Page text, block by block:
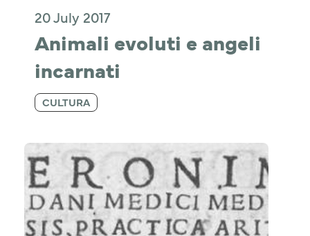
20 July 2017
Animali evoluti e angeli
incarnati
CULTURA